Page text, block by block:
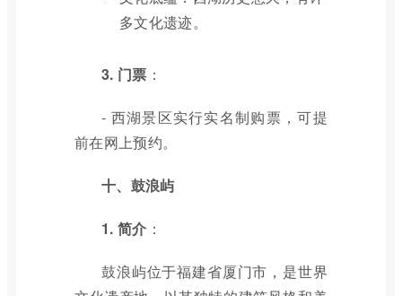
多文化遗迹。
3. 门票 ：
- 西湖景区实行实名制购票，可提
前在网上预约。
十、鼓浪屿
1. 简介 ：
鼓浪屿位于福建省厦门市，是世界